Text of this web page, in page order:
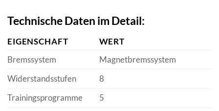
Technische Daten im Detail:
EIGENSCHAFT
WERT
Bremssystem
Magnetbremssystem
Widerstandsstufen
8
Trainingsprogramme
5